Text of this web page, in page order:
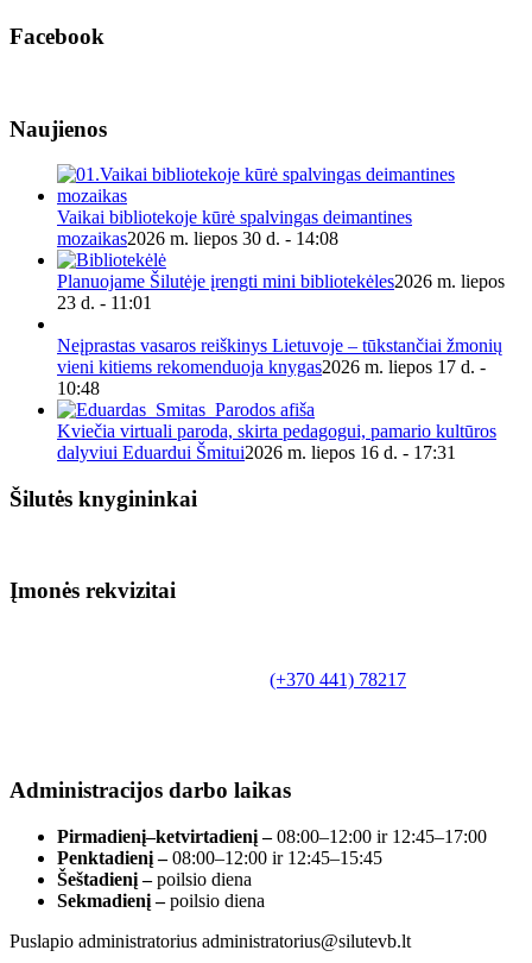
Facebook
Naujienos
Vaikai bibliotekoje kūrė spalvingas deimantines
mozaikas2026 m. liepos 30 d. - 14:08
Planuojame Šilutėje įrengti mini bibliotekėles2026 m. liepos
23 d. - 11:01
Neįprastas vasaros reiškinys Lietuvoje – tūkstančiai žmonių
vieni kitiems rekomenduoja knygas2026 m. liepos 17 d. -
10:48
Kviečia virtuali paroda, skirta pedagogui, pamario kultūros
dalyviui Eduardui Šmitui2026 m. liepos 16 d. - 17:31
Šilutės knygininkai
Įmonės rekvizitai
(+370 441) 78217
Administracijos darbo laikas
Pirmadienį–ketvirtadienį –08:00–12:00 ir 12:45–17:00
Penktadienį –08:00–12:00 ir 12:45–15:45
Šeštadienį –poilsio diena
Sekmadienį –poilsio diena
Puslapio administratorius administratorius@silutevb.lt